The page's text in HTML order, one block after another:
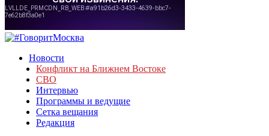
Новости
Конфликт на Ближнем Востоке
СВО
Интервью
Программы и ведущие
Сетка вещания
Редакция